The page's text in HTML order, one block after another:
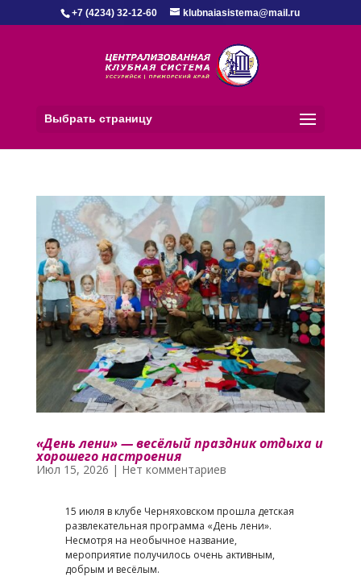
+7 (4234) 32-12-60 klubnaiasistema@mail.ru
Выбрать страницу
«День лени» — весёлый праздник отдыха и
хорошего настроения
Июл 15, 2026 | Нет комментариев
15 июля в клубе Черняховском прошла детская
развлекательная программа «День лени».
Несмотря на необычное название,
мероприятие получилось очень активным,
добрым и весёлым.